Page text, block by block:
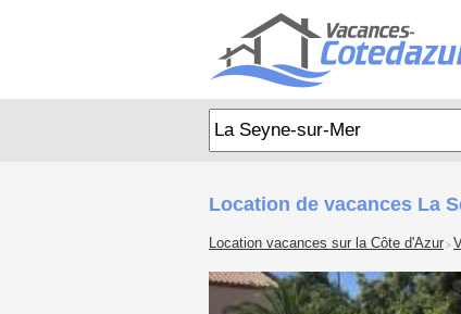
Location de vacances La
Location vacances sur la Côte d'Azur >